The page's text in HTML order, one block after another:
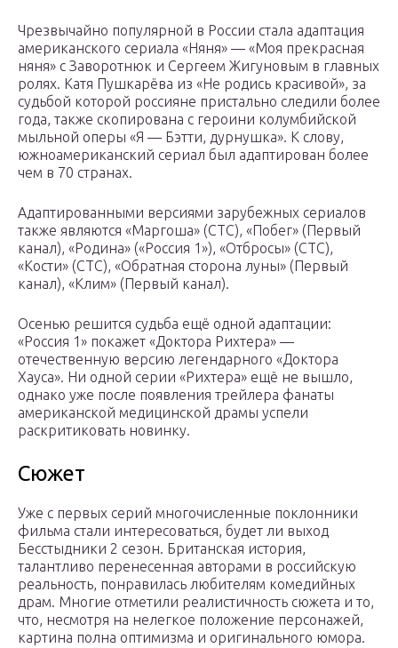
Чрезвычайно популярной в России стала адаптация
американского сериала «Няня» — «Моя прекрасная
няня» с Заворотнюк и Сергеем Жигуновым в главных
ролях. Катя Пушкарёва из «Не родись красивой», за
судьбой которой россияне пристально следили более
года, также скопирована с героини колумбийской
мыльной оперы «Я — Бэтти, дурнушка». К слову,
южноамериканский сериал был адаптирован более
чем в 70 странах.
Адаптированными версиями зарубежных сериалов
также являются «Маргоша» (СТС), «Побег» (Первый
канал), «Родина» («Россия 1»), «Отбросы» (СТС),
«Кости» (СТС), «Обратная сторона луны» (Первый
канал), «Клим» (Первый канал).
Осенью решится судьба ещё одной адаптации:
«Россия 1» покажет «Доктора Рихтера» —
отечественную версию легендарного «Доктора
Хауса». Ни одной серии «Рихтера» ещё не вышло,
однако уже после появления трейлера фанаты
американской медицинской драмы успели
раскритиковать новинку.
Сюжет
Уже с первых серий многочисленные поклонники
фильма стали интересоваться, будет ли выход
Бесстыдники 2 сезон. Британская история,
талантливо перенесенная авторами в российскую
реальность, понравилась любителям комедийных
драм. Многие отметили реалистичность сюжета и то,
что, несмотря на нелегкое положение персонажей,
картина полна оптимизма и оригинального юмора.